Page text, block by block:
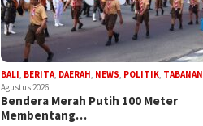
BALI, BERITA, DAERAH, NEWS, POLITIK, TABANAN
Agustus 2026
Bendera Merah Putih 100 Meter
Membentang…